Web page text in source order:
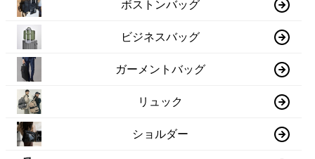
ボストンバッグ
ビジネスバッグ
ガーメントバッグ
リュック
ショルダー